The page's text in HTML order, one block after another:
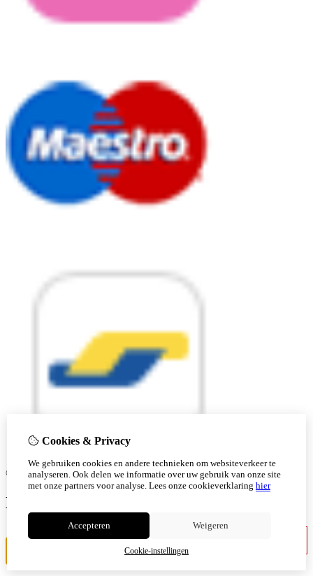
© Copyright 2026 |
Cookies & Privacy
We gebruiken cookies en andere technieken om websiteverkeer te
analyseren. Ook delen we informatie over uw gebruik van onze site
met onze partners voor analyse. Lees onze cookieverklaring hier
Accepteren Weigeren
Cookie-instellingen
Ben je 18 of ouder?